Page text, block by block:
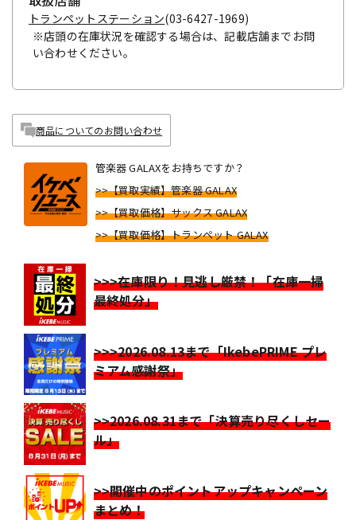
トランペットステーション(03-6427-1969)
※店頭の在庫状況を確認する場合は、記載店舗までお問
い合わせください。
商品についてのお問い合わせ
管楽器 GALAXをお持ちですか？
>>【買取実績】管楽器 GALAX
>>【買取価格】サックス GALAX
>>【買取価格】トランペット GALAX
>>>在庫限り！見逃し厳禁！「在庫一掃
最終処分」
>>>2026.08.13まで「IkebePRIME プレ
ミアム感謝祭」
>>2026.08.31まで「決算売り尽くしセー
ル」
>>開催中のポイントアップキャンペーン
まとめ！